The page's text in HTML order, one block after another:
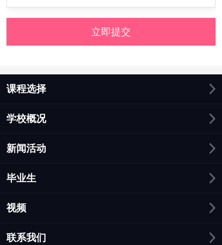
立即提交
课程选择
学校概况
新闻活动
毕业生
视频
联系我们